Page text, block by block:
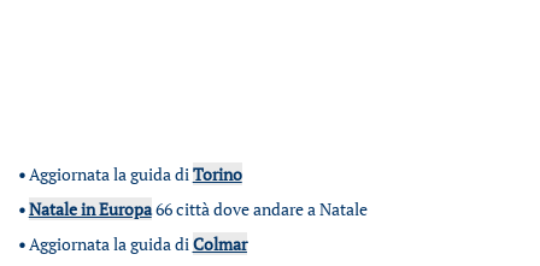
•Aggiornata la guida diTorino
•Natale in Europa66 città dove andare a Natale
•Aggiornata la guida diColmar